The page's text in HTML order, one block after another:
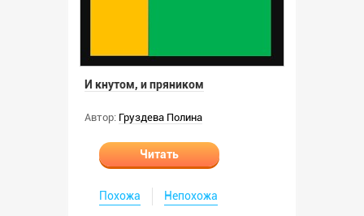
И кнутом, и пряником
Автор: Груздева Полина
Читать
Похожа Непохожа